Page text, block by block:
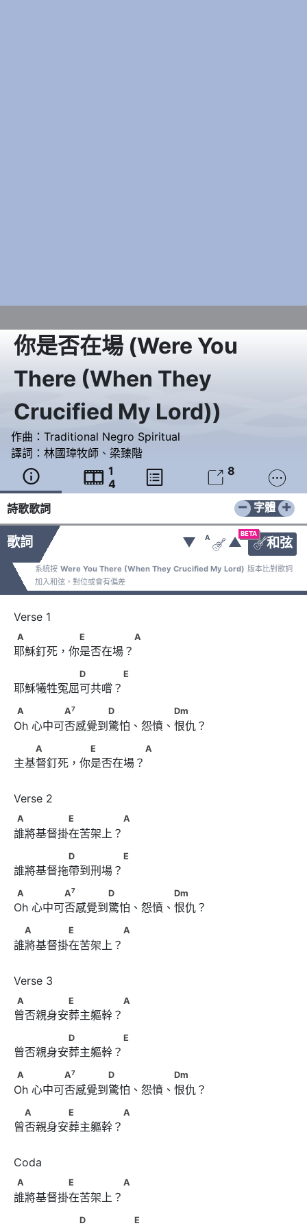
你是否在場 (Were You
There (When They
Crucified My Lord))
作曲： Traditional Negro Spiritual
譯詞： 林國璋牧師 、 梁臻階
  1
4
  8 
詩歌歌詞 − +
字體
歌詞
BETA
和弦
▼ A
 ▲
系統按 Were You There (When They Crucified My Lord) 版本比對歌詞
加入和弦，對位或會有偏差
A　　　　 　E　　　　 A
A E A
耶穌釘死，你是否在場？
D　　　 E
D E
耶穌犧牲冤屈可共嚐？
A        　　　A
D　　 　　 Dm
A A7 D Dm
Oh 心中可否感覺到驚怕、怨憤、恨仇？
A　　　 　E　　　　 A
A E A
主基督釘死，你是否在場？
A　　　　　E　　　　 A
A E A
誰將基督掛在苦架上？
D　　　　 E
D E
誰將基督拖帶到刑場？
A        　　　A
D　　 　　 Dm
A A7 D Dm
Oh 心中可否感覺到驚怕、怨憤、恨仇？
A　　　　E　　　　 A
A E A
誰將基督掛在苦架上？
A　　　　　E　　　　 A
A E A
曾否親身安葬主軀幹？
D　　　　 E
D E
曾否親身安葬主軀幹？
A        　　　A
D　　 　　 Dm
A A7 D Dm
Oh 心中可否感覺到驚怕、怨憤、恨仇？
A　　　　E　　　　 A
A E A
曾否親身安葬主軀幹？
A　　　　　E　　　　 A
A E A
誰將基督掛在苦架上？
D　　　　　E
D E